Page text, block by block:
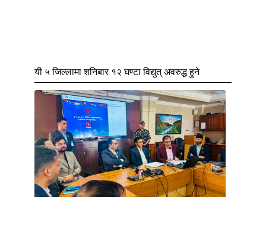
यी ५ जिल्लामा शनिबार १२ घण्टा विद्युत् अवरुद्ध हुने